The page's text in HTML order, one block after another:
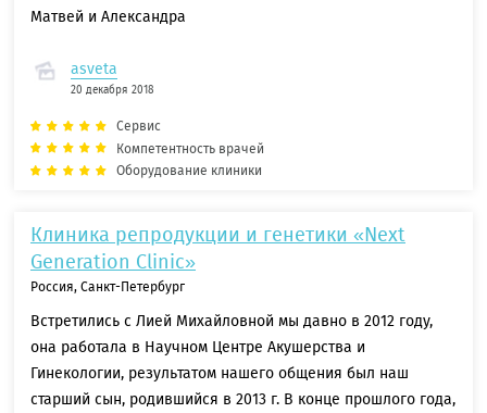
Матвей и Александра
asveta
20 декабря 2018
Сервис
Компетентность врачей
Оборудование клиники
Клиника репродукции и генетики «Next
Generation Clinic»
Россия, Санкт-Петербург
Встретились с Лией Михайловной мы давно в 2012 году,
она работала в Научном Центре Акушерства и
Гинекологии, результатом нашего общения был наш
старший сын, родившийся в 2013 г. В конце прошлого года,